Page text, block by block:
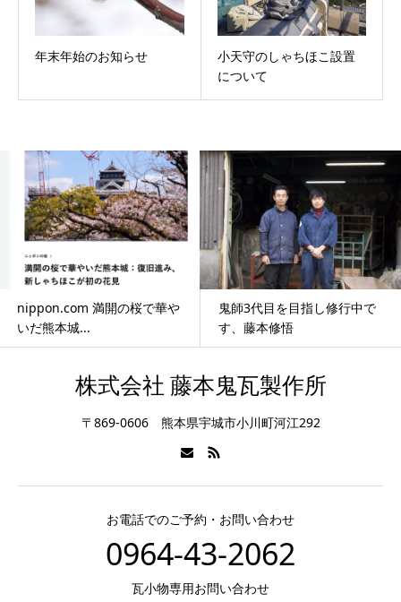
年末年始のお知らせ
小天守のしゃちほこ設置
について
nippon.com 満開の桜で華や
いだ熊本城...
鬼師3代目を目指し修行中で
す、藤本修悟
株式会社 藤本鬼瓦製作所
〒869-0606 熊本県宇城市小川町河江292
お電話でのご予約・お問い合わせ
0964-43-2062
瓦小物専用お問い合わせ